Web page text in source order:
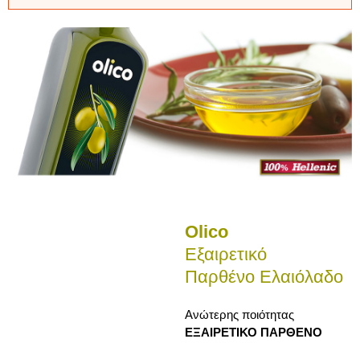
Olico
​Εξαιρετικό
Παρθένο Ελαιόλαδο
Ανώτερης ποιότητας
EΞΑΙΡΕΤΙΚΟ ΠΑΡΘΕΝΟ